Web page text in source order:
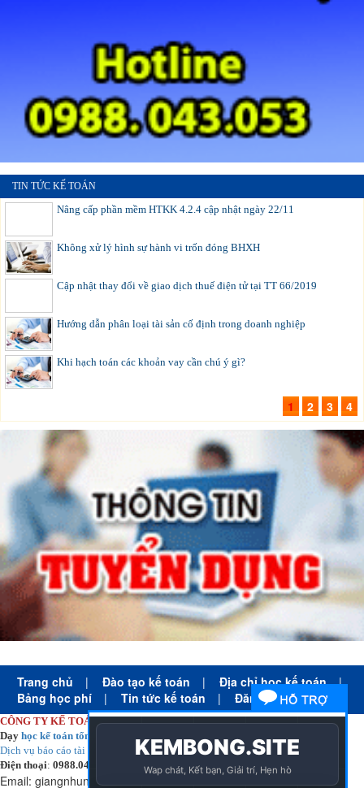
TIN TỨC KẾ TOÁN
Nâng cấp phần mềm HTKK 4.2.4 cập nhật ngày 22/11
Không xử lý hình sự hành vi trốn đóng BHXH
Cập nhật thay đổi về giao dịch thuế điện tử tại TT 66/2019
Hướng dẫn phân loại tài sản cố định trong doanh nghiệp
Khi hạch toán các khoản vay cần chú ý gì?
1 2 3 4
Trang chủ | Đào tạo kế toán | Địa chỉ học kế toán
|
Bảng học phí
| Tin tức kế toán | Đăng ký học
CÔNG TY KẾ TOÁN HÀ NỘI
Dạy học kế toán tổng hợp
Dịch vụ báo cáo tài chính
chuyên nghiệp uy tín giá rẻ
Điện thoại: 0988.043.053
Email: giangnhungkthn@gmail.com